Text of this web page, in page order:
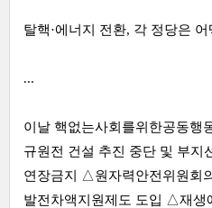
탈핵·에너지 전환, 각 정당은
...
이날 핵없는사회를위한공동
규원전 건설 추진 중단 및 부
연장금지 △원자력안전위원회
발전차액지원제도 도입 △재생